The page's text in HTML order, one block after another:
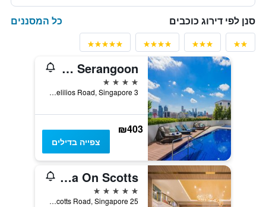
סנן לפי דירוג כוכבים כל המסננים
Hilton Garden Inn Singapore Serangoon
4 כוכבים
3 Belilios Road, Singapore, סינגפור
₪403
צפייה בדילים
Royal Plaza On Scotts
5 כוכבים
25 Scotts Road, Singapore, סינגפור